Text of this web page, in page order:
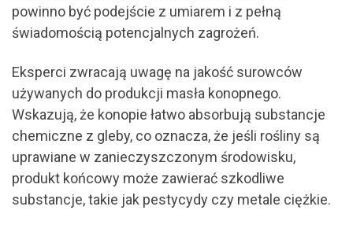
powinno być podejście z umiarem i z pełną
świadomością potencjalnych zagrożeń.
Eksperci zwracają uwagę na jakość surowców
używanych do produkcji masła konopnego.
Wskazują, że konopie łatwo absorbują substancje
chemiczne z gleby, co oznacza, że jeśli rośliny są
uprawiane w zanieczyszczonym środowisku,
produkt końcowy może zawierać szkodliwe
substancje, takie jak pestycydy czy metale ciężkie.